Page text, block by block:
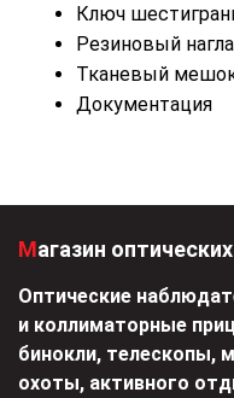
Ключ
Резиновый
Тканевый
Документация
Магазин
Оптические
и коллиматорные
бинокли, телескопы,
охоты, активного